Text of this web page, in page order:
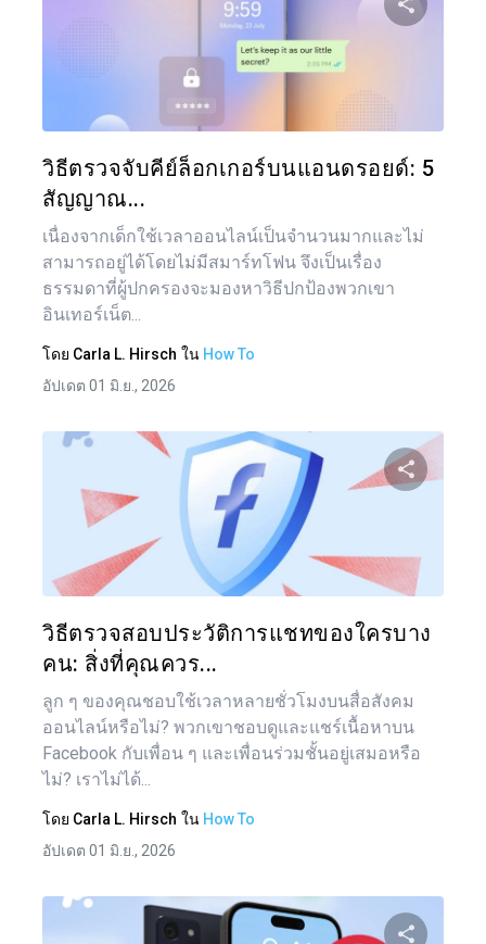
วิธีตรวจจับคีย์ล็อกเกอร์บนแอนดรอยด์: 5
สัญญาณ...
เนื่องจากเด็กใช้เวลาออนไลน์เป็นจำนวนมากและไม่
สามารถอยู่ได้โดยไม่มีสมาร์ทโฟน จึงเป็นเรื่อง
ธรรมดาที่ผู้ปกครองจะมองหาวิธีปกป้องพวกเขา
อินเทอร์เน็ต...
โดย Carla L. Hirsch ใน How To
อัปเดต 01 มิ.ย., 2026
วิธีตรวจสอบประวัติการแชทของใครบาง
คน: สิ่งที่คุณควร...
ลูก ๆ ของคุณชอบใช้เวลาหลายชั่วโมงบนสื่อสังคม
ออนไลน์หรือไม่? พวกเขาชอบดูและแชร์เนื้อหาบน
Facebook กับเพื่อน ๆ และเพื่อนร่วมชั้นอยู่เสมอหรือ
ไม่? เราไม่ได้...
โดย Carla L. Hirsch ใน How To
อัปเดต 01 มิ.ย., 2026